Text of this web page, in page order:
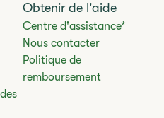
Obtenir de l'aide
Centre d'assistance*
Nous contacter
Politique de
remboursement